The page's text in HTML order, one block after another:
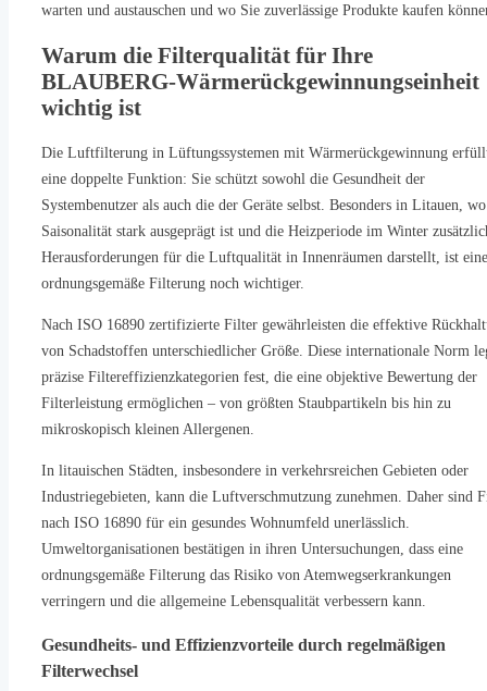
warten und austauschen und wo Sie zuverlässige Produkte kaufen
Warum die Filterqualität für Ihre
BLAUBERG-Wärmerückgewinnungseinheit
wichtig ist
Die Luftfilterung in Lüftungssystemen mit Wärmerückgewinnung
eine doppelte Funktion: Sie schützt sowohl die Gesundheit der
Systembenutzer als auch die der Geräte selbst. Besonders in Litauen,
Saisonalität stark ausgeprägt ist und die Heizperiode im Winter
Herausforderungen für die Luftqualität in Innenräumen darstellt, ist eine
ordnungsgemäße Filterung noch wichtiger.
Nach ISO 16890 zertifizierte Filter gewährleisten die effektive
von Schadstoffen unterschiedlicher Größe. Diese internationale Norm
präzise Filtereffizienzkategorien fest, die eine objektive Bewertung der
Filterleistung ermöglichen – von größten Staubpartikeln bis hin zu
mikroskopisch kleinen Allergenen.
In litauischen Städten, insbesondere in verkehrsreichen Gebieten oder
Industriegebieten, kann die Luftverschmutzung zunehmen. Daher sind
nach ISO 16890 für ein gesundes Wohnumfeld unerlässlich.
Umweltorganisationen bestätigen in ihren Untersuchungen, dass eine
ordnungsgemäße Filterung das Risiko von Atemwegserkrankungen
verringern und die allgemeine Lebensqualität verbessern kann.
Gesundheits- und Effizienzvorteile durch regelmäßigen
Filterwechsel